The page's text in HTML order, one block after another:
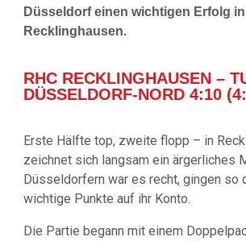
Düsseldorf einen wichtigen Erfolg in
Recklinghausen.
RHC RECKLINGHAUSEN –
DÜSSELDORF-NORD 4:10
Erste Hälfte top, zweite flopp – in
zeichnet sich langsam ein ärgerliches
Düsseldorfern war es recht, gingen so
wichtige Punkte auf ihr Konto.
Die Partie begann mit einem